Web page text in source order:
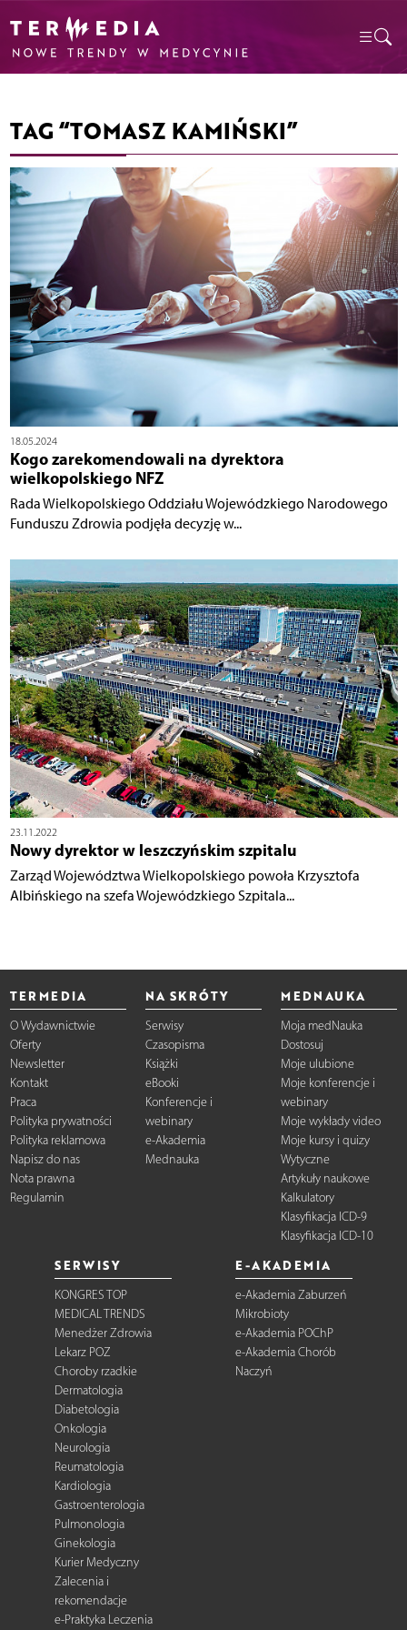
TAG “TOMASZ KAMIŃSKI”
18.05.2024
Kogo zarekomendowali na dyrektora
wielkopolskiego NFZ
Rada Wielkopolskiego Oddziału Wojewódzkiego Narodowego
Funduszu Zdrowia podjęła decyzję w...
23.11.2022
Nowy dyrektor w leszczyńskim szpitalu
Zarząd Województwa Wielkopolskiego powoła Krzysztofa
Albińskiego na szefa Wojewódzkiego Szpitala...
TERMEDIA
O Wydawnictwie
Oferty
Newsletter
Kontakt
Praca
Polityka prywatności
Polityka reklamowa
Napisz do nas
Nota prawna
Regulamin
NA SKRÓTY
Serwisy
Czasopisma
Książki
eBooki
Konferencje i
webinary
e-Akademia
Mednauka
MEDNAUKA
Moja medNauka
Dostosuj
Moje ulubione
Moje konferencje i
webinary
Moje wykłady video
Moje kursy i quizy
Wytyczne
Artykuły naukowe
Kalkulatory
Klasyfikacja ICD-9
Klasyfikacja ICD-10
SERWISY
KONGRES TOP
MEDICAL TRENDS
Menedżer Zdrowia
Lekarz POZ
Choroby rzadkie
Dermatologia
Diabetologia
Onkologia
Neurologia
Reumatologia
Kardiologia
Gastroenterologia
Pulmonologia
Ginekologia
Kurier Medyczny
Zalecenia i
rekomendacje
e-Praktyka Leczenia
E-AKADEMIA
e-Akademia Zaburzeń
Mikrobioty
e-Akademia POChP
e-Akademia Chorób
Naczyń